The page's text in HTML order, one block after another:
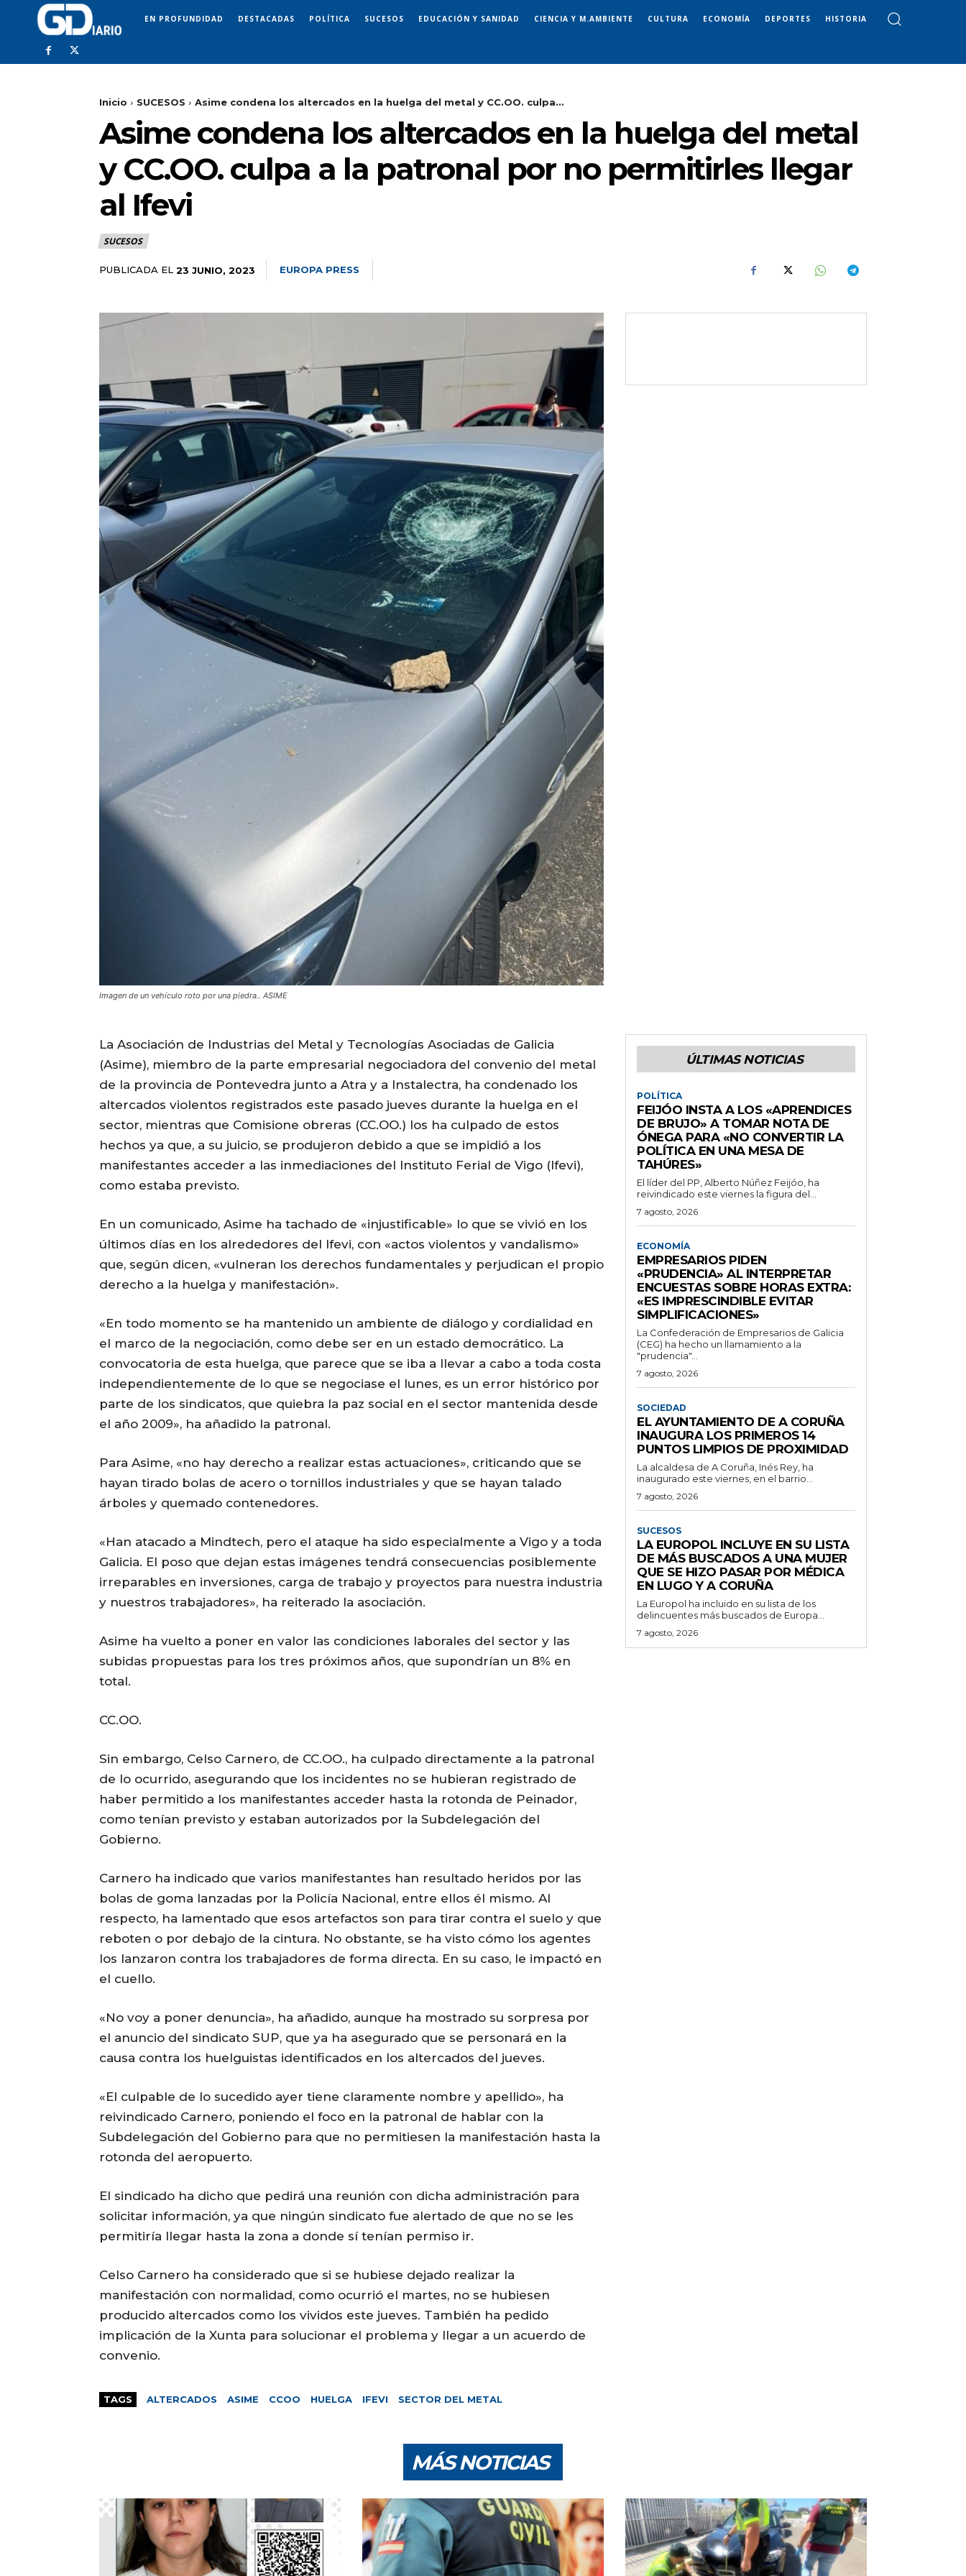
EN PROFUNDIDAD DESTACADAS POLÍTICA SUCESOS EDUCACIÓN Y SANIDAD CIENCIA Y M.AMBIENTE CULTURA ECONOMÍA DEPORTES HISTORIA
Inicio SUCESOS Asime condena los altercados en la huelga del metal y CC.OO. culpa...
Asime condena los altercados en la huelga del metal
y CC.OO. culpa a la patronal por no permitirles llegar
al Ifevi
SUCESOS
PUBLICADA EL 23 JUNIO, 2023 EUROPA PRESS
Imagen de un vehículo roto por una piedra.. ASIME
La Asociación de Industrias del Metal y Tecnologías Asociadas de Galicia
(Asime), miembro de la parte empresarial negociadora del convenio del metal
de la provincia de Pontevedra junto a Atra y a Instalectra, ha condenado los
altercados violentos registrados este pasado jueves durante la huelga en el
sector, mientras que Comisione obreras (CC.OO.) los ha culpado de estos
hechos ya que, a su juicio, se produjeron debido a que se impidió a los
manifestantes acceder a las inmediaciones del Instituto Ferial de Vigo (Ifevi),
como estaba previsto.
En un comunicado, Asime ha tachado de «injustificable» lo que se vivió en los
últimos días en los alrededores del Ifevi, con «actos violentos y vandalismo»
que, según dicen, «vulneran los derechos fundamentales y perjudican el propio
derecho a la huelga y manifestación».
«En todo momento se ha mantenido un ambiente de diálogo y cordialidad en
el marco de la negociación, como debe ser en un estado democrático. La
convocatoria de esta huelga, que parece que se iba a llevar a cabo a toda costa
independientemente de lo que se negociase el lunes, es un error histórico por
parte de los sindicatos, que quiebra la paz social en el sector mantenida desde
el año 2009», ha añadido la patronal.
Para Asime, «no hay derecho a realizar estas actuaciones», criticando que se
hayan tirado bolas de acero o tornillos industriales y que se hayan talado
árboles y quemado contenedores.
«Han atacado a Mindtech, pero el ataque ha sido especialmente a Vigo y a toda
Galicia. El poso que dejan estas imágenes tendrá consecuencias posiblemente
irreparables en inversiones, carga de trabajo y proyectos para nuestra industria
y nuestros trabajadores», ha reiterado la asociación.
Asime ha vuelto a poner en valor las condiciones laborales del sector y las
subidas propuestas para los tres próximos años, que supondrían un 8% en
total.
CC.OO.
Sin embargo, Celso Carnero, de CC.OO., ha culpado directamente a la patronal
de lo ocurrido, asegurando que los incidentes no se hubieran registrado de
haber permitido a los manifestantes acceder hasta la rotonda de Peinador,
como tenían previsto y estaban autorizados por la Subdelegación del
Gobierno.
Carnero ha indicado que varios manifestantes han resultado heridos por las
bolas de goma lanzadas por la Policía Nacional, entre ellos él mismo. Al
respecto, ha lamentado que esos artefactos son para tirar contra el suelo y que
reboten o por debajo de la cintura. No obstante, se ha visto cómo los agentes
los lanzaron contra los trabajadores de forma directa. En su caso, le impactó en
el cuello.
«No voy a poner denuncia», ha añadido, aunque ha mostrado su sorpresa por
el anuncio del sindicato SUP, que ya ha asegurado que se personará en la
causa contra los huelguistas identificados en los altercados del jueves.
«El culpable de lo sucedido ayer tiene claramente nombre y apellido», ha
reivindicado Carnero, poniendo el foco en la patronal de hablar con la
Subdelegación del Gobierno para que no permitiesen la manifestación hasta la
rotonda del aeropuerto.
El sindicado ha dicho que pedirá una reunión con dicha administración para
solicitar información, ya que ningún sindicato fue alertado de que no se les
permitiría llegar hasta la zona a donde sí tenían permiso ir.
Celso Carnero ha considerado que si se hubiese dejado realizar la
manifestación con normalidad, como ocurrió el martes, no se hubiesen
producido altercados como los vividos este jueves. También ha pedido
implicación de la Xunta para solucionar el problema y llegar a un acuerdo de
convenio.
TAGS ALTERCADOS ASIME CCOO HUELGA IFEVI SECTOR DEL METAL
ÚLTIMAS NOTICIAS
POLÍTICA
FEIJÓO INSTA A LOS «APRENDICES
DE BRUJO» A TOMAR NOTA DE
ÓNEGA PARA «NO CONVERTIR LA
POLÍTICA EN UNA MESA DE
TAHÚRES»
El líder del PP, Alberto Núñez Feijóo, ha
reivindicado este viernes la figura del...
7 agosto, 2026
ECONOMÍA
EMPRESARIOS PIDEN
«PRUDENCIA» AL INTERPRETAR
ENCUESTAS SOBRE HORAS EXTRA:
«ES IMPRESCINDIBLE EVITAR
SIMPLIFICACIONES»
La Confederación de Empresarios de Galicia
(CEG) ha hecho un llamamiento a la
"prudencia"...
7 agosto, 2026
SOCIEDAD
EL AYUNTAMIENTO DE A CORUÑA
INAUGURA LOS PRIMEROS 14
PUNTOS LIMPIOS DE PROXIMIDAD
La alcaldesa de A Coruña, Inés Rey, ha
inaugurado este viernes, en el barrio...
7 agosto, 2026
SUCESOS
LA EUROPOL INCLUYE EN SU LISTA
DE MÁS BUSCADOS A UNA MUJER
QUE SE HIZO PASAR POR MÉDICA
EN LUGO Y A CORUÑA
La Europol ha incluido en su lista de los
delincuentes más buscados de Europa...
7 agosto, 2026
MÁS NOTICIAS